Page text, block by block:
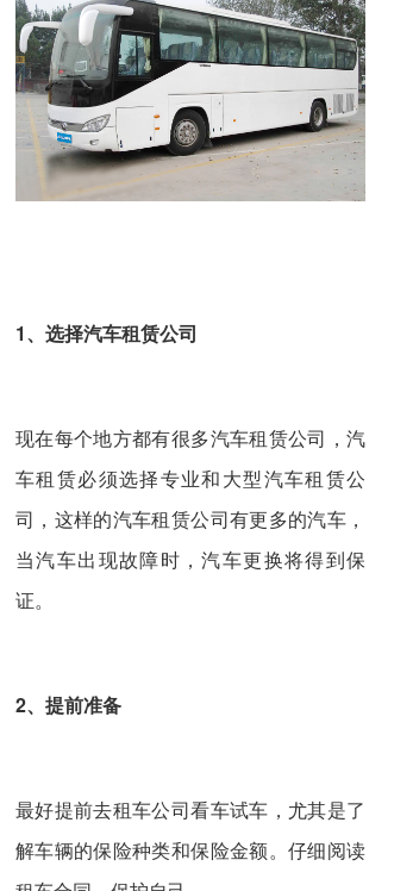
1、选择汽车租赁公司
现在每个地方都有很多汽车租赁公司，汽
车租赁必须选择专业和大型汽车租赁公
司，这样的汽车租赁公司有更多的汽车，
当汽车出现故障时，汽车更换将得到保
证。
2、提前准备
最好提前去租车公司看车试车，尤其是了
解车辆的保险种类和保险金额。仔细阅读